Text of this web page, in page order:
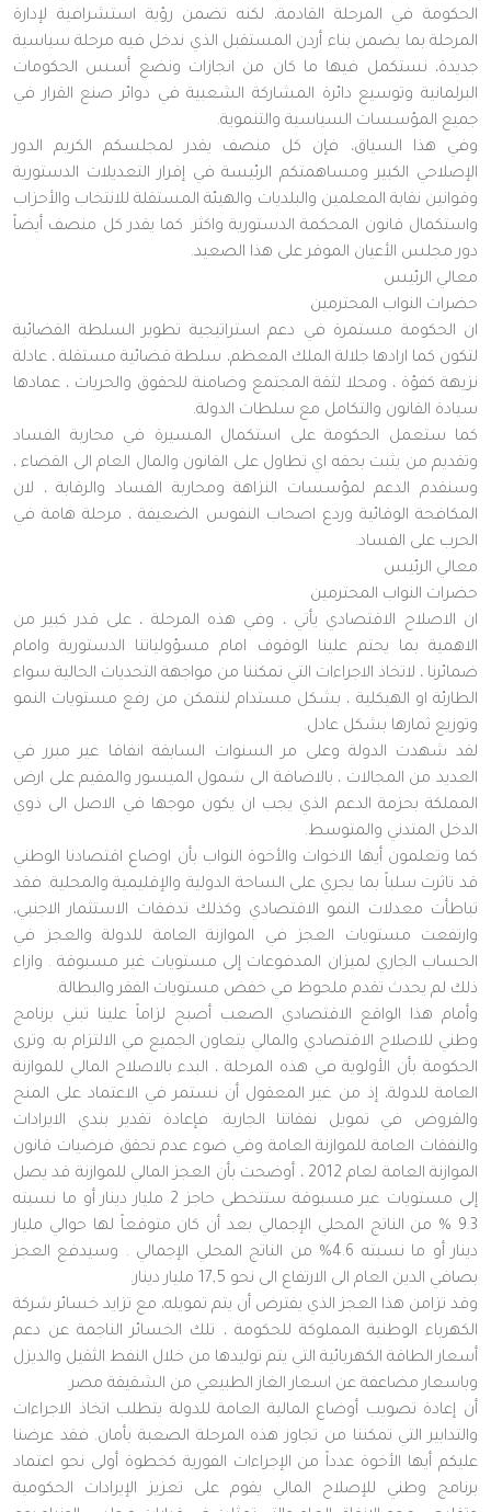
الحكومة في المرحلة القادمة، لكنه تضمن رؤية استشرافية لإدارة
المرحلة بما يضمن بناء أردن المستقبل الذي ندخل فيه مرحلة سياسية
جديدة، نستكمل فيها ما كان من انجازات ونضع أسس الحكومات
البرلمانية وتوسيع دائرة المشاركة الشعبية في دوائر صنع القرار في
جميع المؤسسات السياسية والتنموية.
وفي هذا السياق، فإن كل منصف يقدر لمجلسكم الكريم الدور
الإصلاحي الكبير ومساهمتكم الرئيسة في إقرار التعديلات الدستورية
وقوانين نقابة المعلمين والبلديات والهيئة المستقلة للانتخاب والأحزاب
واستكمال قانون المحكمة الدستورية واكثر. كما يقدر كل منصف أيضاً
دور مجلس الأعيان الموقر على هذا الصعيد.
معالي الرئيس
حضرات النواب المحترمين
ان الحكومة مستمرة في دعم استراتيجية تطوير السلطة القضائية
لتكون كما ارادها جلالة الملك المعظم، سلطة قضائية مستقلة ، عادلة
نزيهة كفؤة ، ومحلا لثقة المجتمع وضامنة للحقوق والحريات ، عمادها
سيادة القانون والتكامل مع سلطات الدولة.
كما ستعمل الحكومة على استكمال المسيرة في محاربة الفساد
وتقديم من يثبت بحقه اي تطاول على القانون والمال العام الى القضاء ،
وسنقدم الدعم لمؤسسات النزاهة ومحاربة الفساد والرقابة ، لان
المكافحة الوقائية وردع اصحاب النفوس الضعيفة ، مرحلة هامة في
الحرب على الفساد.
معالي الرئيس
حضرات النواب المحترمين
ان الاصلاح الاقتصادي يأتي ، وفي هذه المرحلة ، على قدر كبير من
الاهمية بما يحتم علينا الوقوف امام مسؤولياتنا الدستورية وامام
ضمائرنا ، لاتخاذ الاجراءات التي تمكننا من مواجهة التحديات الحالية سواء
الطارئة او الهيكلية ، بشكل مستدام لنتمكن من رفع مستويات النمو
وتوزيع ثمارها بشكل عادل.
لقد شهدت الدولة وعلى مر السنوات السابقة انفاقا غير مبرر في
العديد من المجالات ، بالاضافة الى شمول الميسور والمقيم على ارض
المملكة بحزمة الدعم الذي يجب ان يكون موجها في الاصل الى ذوي
الدخل المتدني والمتوسط.
كما وتعلمون أيها الاخوات والأخوة النواب بأن اوضاع اقتصادنا الوطني
قد تاثرت سلباً بما يجري على الساحة الدولية والإقليمية والمحلية. فقد
تباطأت معدلات النمو الاقتصادي وكذلك تدفقات الاستثمار الاجنبي،
وارتفعت مستويات العجز في الموازنة العامة للدولة والعجز في
الحساب الجاري لميزان المدفوعات إلى مستويات غير مسبوقة . وازاء
ذلك لم يحدث تقدم ملحوظ في خفض مستويات الفقر والبطالة.
وأمام هذا الواقع الاقتصادي الصعب أصبح لزاماً علينا تبني برنامج
وطني للاصلاح الاقتصادي والمالي يتعاون الجميع في الالتزام به. وترى
الحكومة بأن الأولوية في هذه المرحلة ، البدء بالاصلاح المالي للموازنة
العامة للدولة، إذ من غير المعقول أن نستمر في الاعتماد على المنح
والقروض في تمويل نفقاتنا الجارية. فإعادة تقدير بندي الايرادات
والنفقات العامة للموازنة العامة وفي ضوء عدم تحقق فرضيات قانون
الموازنة العامة لعام 2012 ، أوضحت بأن العجز المالي للموازنة قد يصل
إلى مستويات غير مسبوقة ستتخطى حاجز 2 مليار دينار أو ما نسبته
9.3 % من الناتج المحلي الإجمالي بعد أن كان متوقعاً لها حوالي مليار
دينار أو ما نسبته 4.6% من الناتج المحلي الإجمالي . وسيدفع العجز
بصافي الدين العام الى الارتفاع الى نحو 17,5 مليار دينار.
وقد تزامن هذا العجز الذي يفترض أن يتم تمويله، مع تزايد خسائر شركة
الكهرباء الوطنية المملوكة للحكومة ، تلك الخسائر الناجمة عن دعم
أسعار الطاقة الكهربائية التي يتم توليدها من خلال النفط الثقيل والديزل
وباسعار مضاعفة عن اسعار الغاز الطبيعي من الشقيقة مصر.
أن إعادة تصويب أوضاع المالية العامة للدولة يتطلب اتخاذ الاجراءات
والتدابير التي تمكننا من تجاوز هذه المرحلة الصعبة بأمان. فقد عرضنا
عليكم أيها الأخوة عدداً من الإجراءات الفورية كخطوة أولى نحو اعتماد
برنامج وطني للإصلاح المالي يقوم على تعزيز الإيرادات الحكومية